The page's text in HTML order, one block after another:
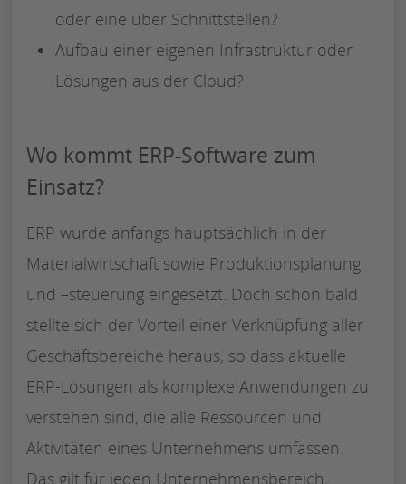
oder eine über Schnittstellen?
Aufbau einer eigenen Infrastruktur oder
Lösungen aus der Cloud?
Wo kommt ERP-Software zum
Einsatz?
ERP wurde anfangs hauptsächlich in der
Materialwirtschaft sowie Produktionsplanung
und –steuerung eingesetzt. Doch schon bald
stellte sich der Vorteil einer Verknüpfung aller
Geschäftsbereiche heraus, so dass aktuelle
ERP-Lösungen als komplexe Anwendungen zu
verstehen sind, die alle Ressourcen und
Aktivitäten eines Unternehmens umfassen.
Das gilt für jeden Unternehmensbereich.